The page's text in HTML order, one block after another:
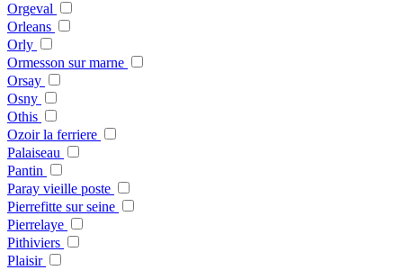
Orgeval
Orleans
Orly
Ormesson sur marne
Orsay
Osny
Othis
Ozoir la ferriere
Palaiseau
Pantin
Paray vieille poste
Pierrefitte sur seine
Pierrelaye
Pithiviers
Plaisir